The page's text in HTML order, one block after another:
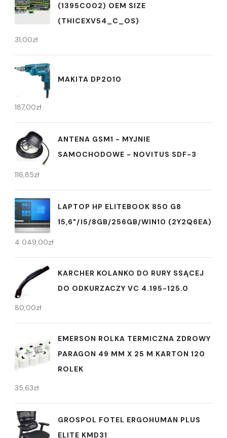
(1395C002) OEM SIZE
(THICEXV54_C_OS)
31,00zł
MAKITA DP2010
187,00zł
ANTENA GSM1 - MYJNIE
SAMOCHODOWE - NOVITUS SDF-3
116,85zł
LAPTOP HP ELITEBOOK 850 G8
15,6"/I5/8GB/256GB/WIN10 (2Y2Q6EA)
4 049,00zł
KARCHER KOLANKO DO RURY SSĄCEJ
DO ODKURZACZY VC 4.195-125.0
80,00zł
EMERSON ROLKA TERMICZNA ZDROWY
PARAGON 49 MM X 25 M KARTON 120
ROLEK
35,63zł
GROSPOL FOTEL ERGOHUMAN PLUS
ELITE KMD31